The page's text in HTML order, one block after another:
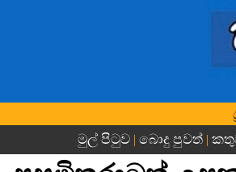
මුල් පිටුව | බොදු පුවත්|